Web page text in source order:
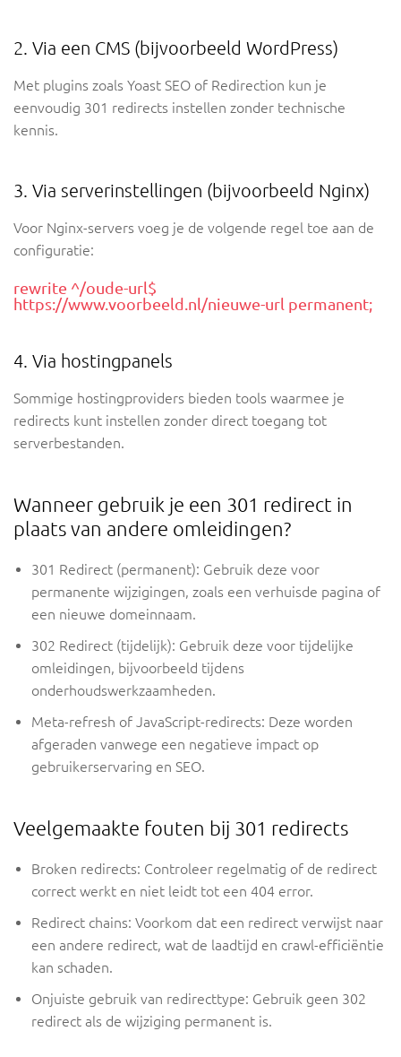
2. Via een CMS (bijvoorbeeld WordPress)
Met plugins zoals Yoast SEO of Redirection kun je
eenvoudig 301 redirects instellen zonder technische
kennis.
3. Via serverinstellingen (bijvoorbeeld Nginx)
Voor Nginx-servers voeg je de volgende regel toe aan de
configuratie:
rewrite ^/oude-url$
https://www.voorbeeld.nl/nieuwe-url permanent;
4. Via hostingpanels
Sommige hostingproviders bieden tools waarmee je
redirects kunt instellen zonder direct toegang tot
serverbestanden.
Wanneer gebruik je een 301 redirect in
plaats van andere omleidingen?
301 Redirect (permanent): Gebruik deze voor
permanente wijzigingen, zoals een verhuisde pagina of
een nieuwe domeinnaam.
302 Redirect (tijdelijk): Gebruik deze voor tijdelijke
omleidingen, bijvoorbeeld tijdens
onderhoudswerkzaamheden.
Meta-refresh of JavaScript-redirects: Deze worden
afgeraden vanwege een negatieve impact op
gebruikerservaring en SEO.
Veelgemaakte fouten bij 301 redirects
Broken redirects: Controleer regelmatig of de redirect
correct werkt en niet leidt tot een 404 error.
Redirect chains: Voorkom dat een redirect verwijst naar
een andere redirect, wat de laadtijd en crawl-efficiëntie
kan schaden.
Onjuiste gebruik van redirecttype: Gebruik geen 302
redirect als de wijziging permanent is.